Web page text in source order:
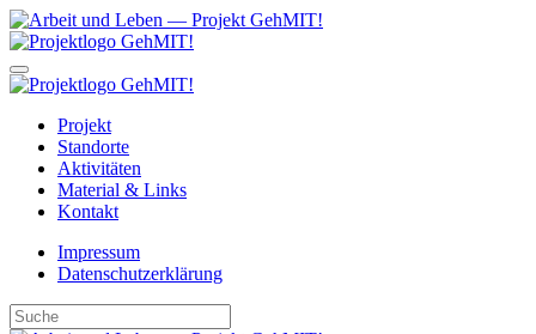
Projekt
Standorte
Aktivitäten
Material & Links
Kontakt
Impressum
Datenschutzerklärung